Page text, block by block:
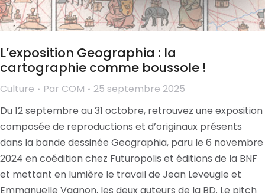
L’exposition Geographia : la
cartographie comme boussole !
Culture Par COM
25 septembre 2025
Du 12 septembre au 31 octobre, retrouvez une exposition
composée de reproductions et d’originaux présents
dans la bande dessinée Geographia, paru le 6 novembre
2024 en coédition chez Futuropolis et éditions de la BNF
et mettant en lumière le travail de Jean Leveugle et